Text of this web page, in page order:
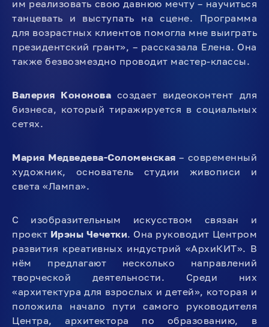
им реализовать свою давнюю мечту – научиться
танцевать и выступать на сцене. Программа
для возрастных клиентов помогла мне выиграть
президентский грант», – рассказала Елена. Она
также безвозмездно проводит мастер-классы.
Валерия Кононова создает видеоконтент для
бизнеса, который тиражируется в социальных
сетях.
Мария Медведева-Соломенская – современный
художник, основатель студии живописи и
света «Лампа».
С изобразительным искусством связан и
проект Ирэны Чечетки. Она руководит Центром
развития креативных индустрий «АрхиКИТ». В
нём предлагают несколько направлений
творческой деятельности. Среди них
«архитектура для взрослых и детей», которая и
положила начало пути самого руководителя
Центра, архитектора по образованию, в